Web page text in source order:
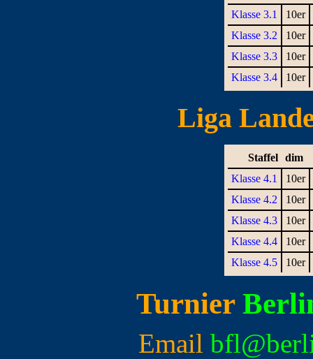
Klasse 3.1
10er
Klasse 3.2
10er
Klasse 3.3
10er
Klasse 3.4
10er
Liga
Staffel dim
Klasse 4.1
10er
Klasse 4.2
10er
Klasse 4.3
10er
Klasse 4.4
10er
Klasse 4.5
10er
Turnier
Email